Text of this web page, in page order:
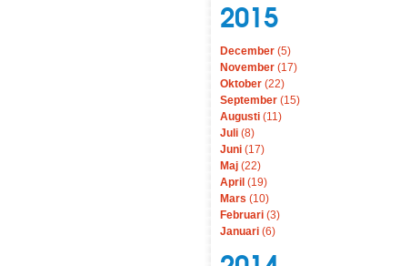
2015
December (5)
November (17)
Oktober (22)
September (15)
Augusti (11)
Juli (8)
Juni (17)
Maj (22)
April (19)
Mars (10)
Februari (3)
Januari (6)